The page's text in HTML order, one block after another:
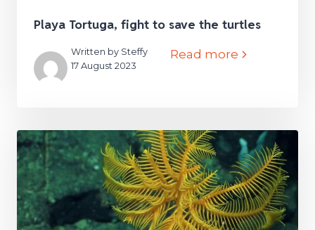
Playa Tortuga, fight to save the turtles
Written by Steffy
17 August 2023
Read more